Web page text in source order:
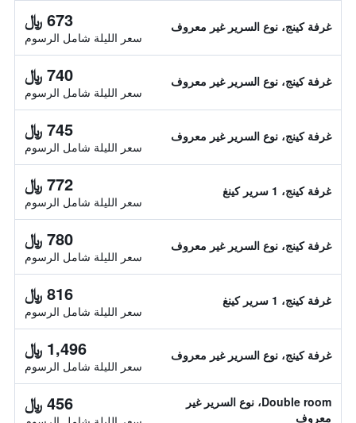
غرفة كينج، نوع السرير غير معروف 673 ﷼
سعر الليلة شامل الرسوم
غرفة كينج، نوع السرير غير معروف 740 ﷼
سعر الليلة شامل الرسوم
غرفة كينج، نوع السرير غير معروف 745 ﷼
سعر الليلة شامل الرسوم
غرفة كينج، 1 سرير كينغ 772 ﷼
سعر الليلة شامل الرسوم
غرفة كينج، نوع السرير غير معروف 780 ﷼
سعر الليلة شامل الرسوم
غرفة كينج، 1 سرير كينغ 816 ﷼
سعر الليلة شامل الرسوم
غرفة كينج، نوع السرير غير معروف 1,496 ﷼
سعر الليلة شامل الرسوم
Double room، نوع السرير غير
معروف
456 ﷼